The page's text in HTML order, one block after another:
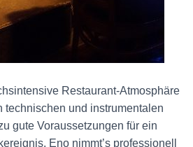
Restaurant-Atmosphäre
technischen und instrumentalen
gute Voraussetzungen für ein
Eno nimmt’s professionell